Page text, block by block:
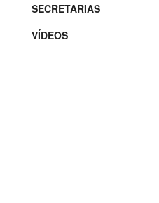
SECRETARIAS
VÍDEOS